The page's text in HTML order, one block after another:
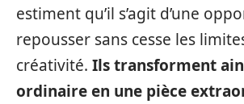
estiment qu’il s’agit d’une
repousser sans cesse les
créativité. Ils transforment
ordinaire en une pièce